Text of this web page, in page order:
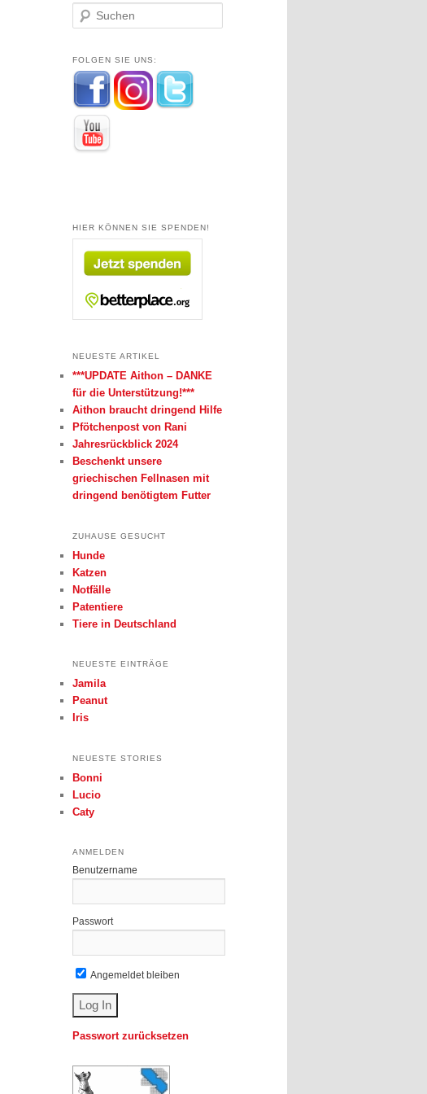
h
e
n
FOLGEN SIE UNS:
HIER KÖNNEN SIE SPENDEN!
NEUESTE ARTIKEL
***UPDATE Aithon – DANKE
für die Unterstützung!***
Aithon braucht dringend Hilfe
Pfötchenpost von Rani
Jahresrückblick 2024
Beschenkt unsere
griechischen Fellnasen mit
dringend benötigtem Futter
ZUHAUSE GESUCHT
Hunde
Katzen
Notfälle
Patentiere
Tiere in Deutschland
NEUESTE EINTRÄGE
Jamila
Peanut
Iris
NEUESTE STORIES
Bonni
Lucio
Caty
ANMELDEN
Benutzername
Passwort
Angemeldet bleiben
Passwort zurücksetzen